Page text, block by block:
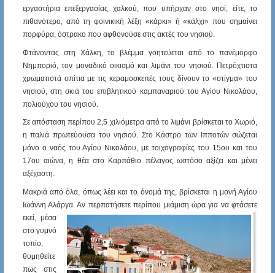
εργαστήρια επεξεργασίας χαλκού, που υπήρχαν στο νησί, είτε, το
πιθανότερο, από τη φοινικική λέξη «κάρκι» ή «κάλχι» που σημαίνει
πορφύρα, όστρακο που αφθονούσε στις ακτές του νησιού.
Φτάνοντας στη Χάλκη, το βλέμμα γοητεύεται από το πανέμορφο
Νημποριό, τον μοναδικό οικισμό και λιμάνι του νησιού. Πετρόχτιστα
χρωματιστά σπίτια με τις κεραμοσκεπές τους δίνουν το «στίγμα» του
νησιού, στη σκιά του επιβλητικού καμπαναριού του Αγίου Νικολάου,
πολιούχου του νησιού.
Σε απόσταση περίπου 2,5 χιλιόμετρα από το λιμάνι βρίσκεται το Χωριό,
η παλιά πρωτεύουσα του νησιού. Στο Κάστρο των Ιπποτών σώζεται
μόνο ο ναός του Αγίου Νικολάου, με τοιχογραφίες του 15ου και του
17ου αιώνα, η θέα στο Καρπάθιο πέλαγος ωστόσο αξίζει και μένει
αξέχαστη.
Μακριά από όλα, όπως λέει και το όνομά της, βρίσκεται η μονή Αγίου
Ιωάννη Αλάργα. Αν περπατήσετε περίπου μιάμιση ώραγια να φτάσετε
εκεί, μέσα
στο γυμνό
τοπίο,
θυμηθείτε
πως στις